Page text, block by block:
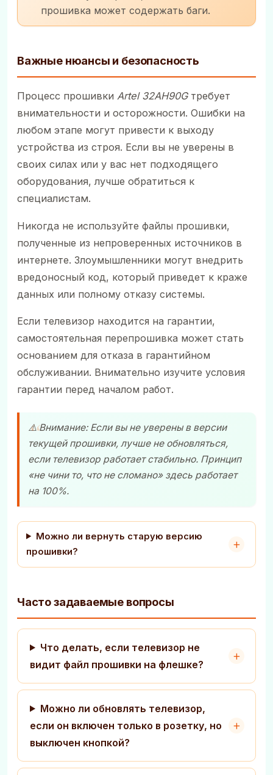
прошивка может содержать баги.
Важные нюансы и безопасность
Процесс прошивки Artel 32AH90Gтребует
внимательности и осторожности. Ошибки на
любом этапе могут привести к выходу
устройства из строя. Если вы не уверены в
своих силах или у вас нет подходящего
оборудования, лучше обратиться к
специалистам.
Никогда не используйте файлы прошивки,
полученные из непроверенных источников в
интернете. Злоумышленники могут внедрить
вредоносный код, который приведет к краже
данных или полному отказу системы.
Если телевизор находится на гарантии,
самостоятельная перепрошивка может стать
основанием для отказа в гарантийном
обслуживании. Внимательно изучите условия
гарантии перед началом работ.
⚠️ Внимание: Если вы не уверены в версии
текущей прошивки, лучше не обновляться,
если телевизор работает стабильно. Принцип
«не чини то, что не сломано» здесь работает
на 100%.
Можно ли вернуть старую версию
прошивки?
Часто задаваемые вопросы
Что делать, если телевизор не
видит файл прошивки на флешке?
Можно ли обновлять телевизор,
если он включен только в розетку, но
выключен кнопкой?